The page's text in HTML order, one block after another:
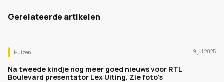
Gerelateerde artikelen
Huizen 9 jul 2025
Na tweede kindje nog meer goed nieuws voor RTL
Boulevard presentator Lex Uiting. Zie foto's